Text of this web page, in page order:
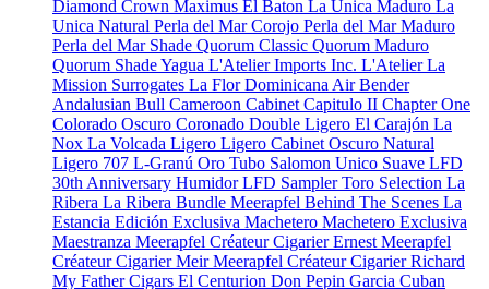
Diamond Crown Maximus El Baton La Unica Maduro La
Unica Natural Perla del Mar Corojo Perla del Mar Maduro
Perla del Mar Shade Quorum Classic Quorum Maduro
Quorum ShadeYagua L'Atelier Imports Inc. L'AtelierLa
Mission Surrogates La Flor Dominicana Air Bender
Andalusian Bull Cameroon Cabinet Capitulo II Chapter One
Colorado Oscuro Coronado Double Ligero El Carajón La
Nox La Volcada Ligero Ligero Cabinet Oscuro Natural
Ligero 707 L-Granú Oro Tubo Salomon Unico Suave LFD
30th Anniversary HumidorLFD Sampler Toro Selection La
Ribera La Ribera Bundle Meerapfel Behind The Scenes La
Estancia Edición Exclusiva Machetero Machetero Exclusiva
Maestranza Meerapfel Créateur Cigarier Ernest Meerapfel
Créateur Cigarier MeirMeerapfel Créateur Cigarier Richard
My Father Cigars El Centurion Don Pepin Garcia Cuban